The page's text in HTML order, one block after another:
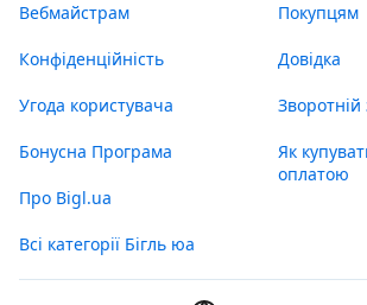
Вебмайстрам
Конфіденційність
Угода користувача
Бонусна Програма
Про Bigl.ua
Всі категорії Бігль юа
Покупцям
Довідка
Зворотній
Як
оплатою